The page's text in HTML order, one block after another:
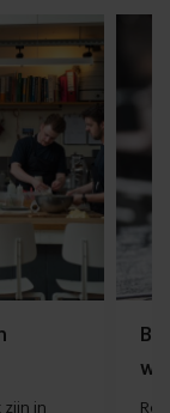
zijn in